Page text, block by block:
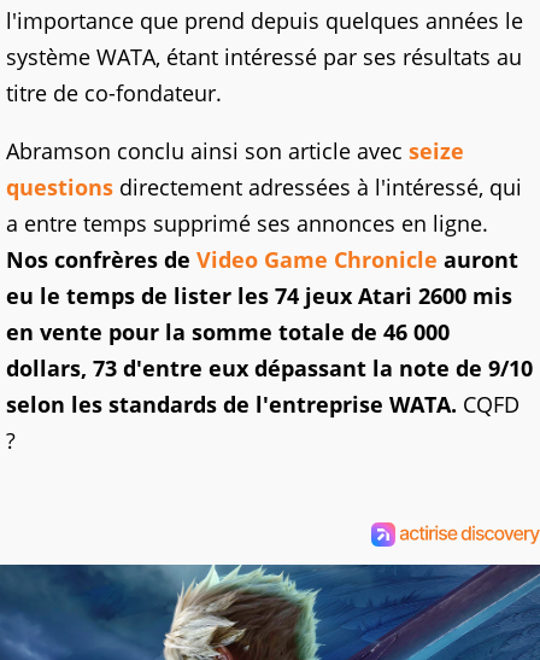
l'importance que prend depuis quelques années le
système WATA, étant intéressé par ses résultats au
titre de co-fondateur.
Abramson conclu ainsi son article avec seize
questions directement adressées à l'intéressé, qui
a entre temps supprimé ses annonces en ligne.
Nos confrères de Video Game Chronicle auront
eu le temps de lister les 74 jeux Atari 2600 mis
en vente pour la somme totale de 46 000
dollars, 73 d'entre eux dépassant la note de 9/10
selon les standards de l'entreprise WATA. CQFD
?